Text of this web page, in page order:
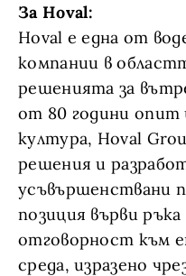
За Hoval:
Hoval е една от
компании в
решенията за
от 80 години опит
култура, Hoval
решения и
усъвършенствани
позиция върви ръка
отговорност към
среда, изразено